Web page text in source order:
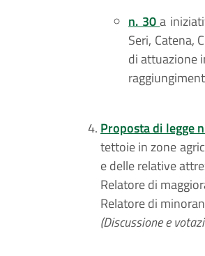
n. 30a
Seri, Catena,
di attuazione
Proposta di legge
tettoie in zone
e delle relative
Relatore di
Relatore di
(Discussione e